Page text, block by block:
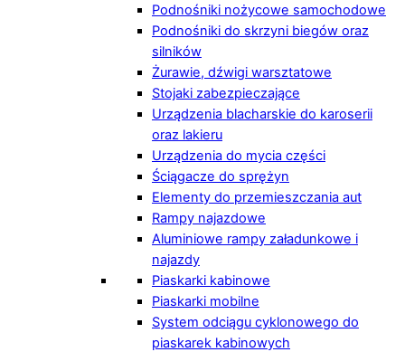
Podnośniki nożycowe samochodowe
Podnośniki do skrzyni biegów oraz
silników
Żurawie, dźwigi warsztatowe
Stojaki zabezpieczające
Urządzenia blacharskie do karoserii
oraz lakieru
Urządzenia do mycia części
Ściągacze do sprężyn
Elementy do przemieszczania aut
Rampy najazdowe
Aluminiowe rampy załadunkowe i
najazdy
Piaskarki kabinowe
Piaskarki mobilne
System odciągu cyklonowego do
piaskarek kabinowych